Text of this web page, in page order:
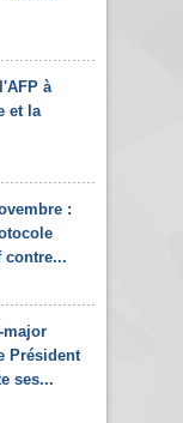
à
et la
:
contre...
major
Président
ses...